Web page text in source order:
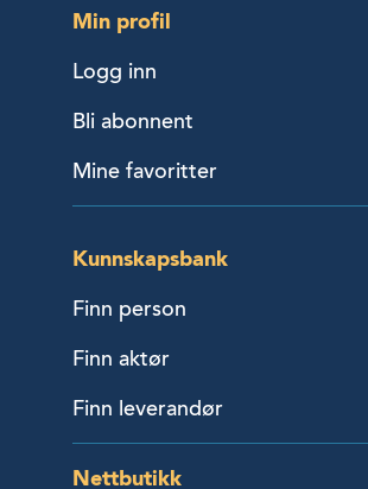
Min profil
Logg inn
Bli abonnent
Mine favoritter
Kunnskapsbank
Finn person
Finn aktør
Finn leverandør
Nettbutikk